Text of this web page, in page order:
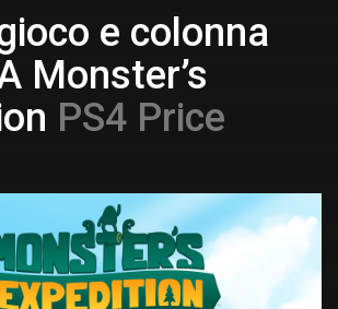
e colonna
Monster’s
PS4 Price